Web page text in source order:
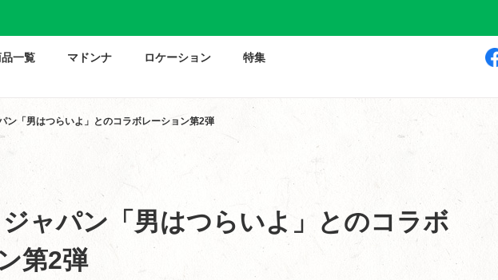
一覧 マドンナ ロケーション 特集
ン「男はつらいよ」とのコラボレーション第2弾
ャパン「男はつらいよ」とのコラボ
第2弾